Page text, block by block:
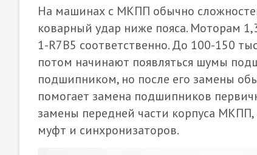
На машинах с МКПП обычно
коварный удар ниже пояса. Моторам
1-R7B5 соответственно. До 100-150
потом начинают появляться шумы
подшипником, но после его замены
помогает замена подшипников
замены передней части корпуса
муфт и синхронизаторов.